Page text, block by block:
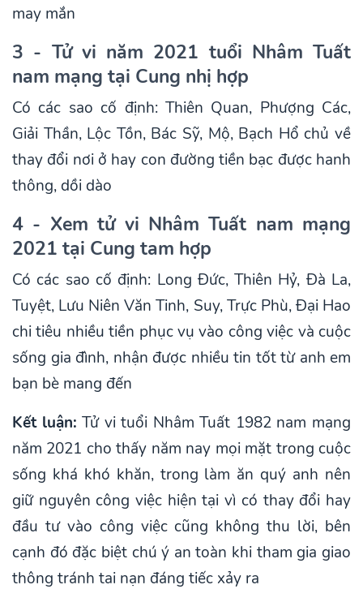
may mắn
3 - Tử vi năm 2021 tuổi Nhâm Tuất
nam mạng tại Cung nhị hợp
Có các sao cố định: Thiên Quan, Phượng Các,
Giải Thần, Lộc Tồn, Bác Sỹ, Mộ, Bạch Hổ chủ về
thay đổi nơi ở hay con đường tiền bạc được hanh
thông, dồi dào
4 - Xem tử vi Nhâm Tuất nam mạng
2021 tại Cung tam hợp
Có các sao cố định: Long Đức, Thiên Hỷ, Đà La,
Tuyệt, Lưu Niên Văn Tinh, Suy, Trực Phù, Đại Hao
chi tiêu nhiều tiền phục vụ vào công việc và cuộc
sống gia đình, nhận được nhiều tin tốt từ anh em
bạn bè mang đến
Kết luận: Tử vi tuổi Nhâm Tuất 1982 nam mạng
năm 2021 cho thấy năm nay mọi mặt trong cuộc
sống khá khó khăn, trong làm ăn quý anh nên
giữ nguyên công việc hiện tại vì có thay đổi hay
đầu tư vào công việc cũng không thu lời, bên
cạnh đó đặc biệt chú ý an toàn khi tham gia giao
thông tránh tai nạn đáng tiếc xảy ra